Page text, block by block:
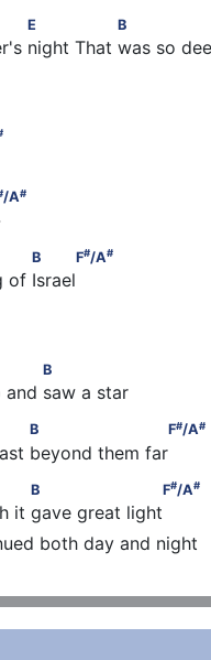
E                B
E B
night That was so
F
F
/A#
B      F
B F#/A#
of Israel
B
B
and saw a star
E          B
B F#/A#
beyond them far
E              B
B F#/A#
it gave great light
both day and night